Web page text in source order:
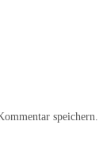
speichern.